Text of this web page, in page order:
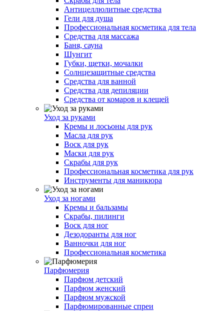
Антицеллюлитные средства
Гели для душа
Профессиональная косметика для тела
Средства для массажа
Баня, сауна
Шунгит
Губки, щетки, мочалки
Солнцезащитные средства
Средства для ванной
Средства для депиляции
Средства от комаров и клещей
Уход за руками
Кремы и лосьоны для рук
Масла для рук
Воск для рук
Маски для рук
Скрабы для рук
Профессиональная косметика для рук
Инструменты для маникюра
Уход за ногами
Кремы и бальзамы
Скрабы, пилинги
Воск для ног
Дезодоранты для ног
Ванночки для ног
Профессиональная косметика
Парфюмерия
Парфюм детский
Парфюм женский
Парфюм мужской
Парфюмированные спреи